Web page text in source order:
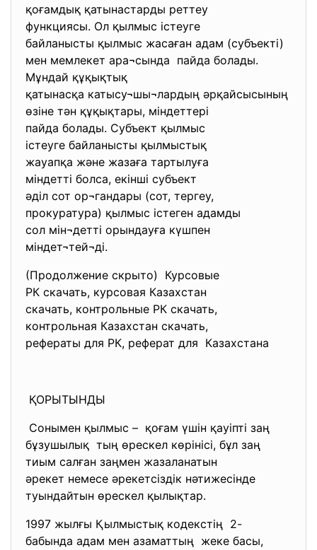
қоғамдық қатынастарды реттеу
функциясы. Ол қылмыс істеуге
байланысты қылмыс жасаған адам (субъекті)
мен мемлекет ара¬сында пайда болады.
Мұндай құқықтық
қатынасқа катысу¬шы¬лардың әрқайсысының
өзіне тән құқықтары, міндеттері
пайда болады. Субъект қылмыс
істеуге байланысты қылмыстық
жауапқа және жазаға тартылуға
міндетті болса, екінші субъект
әділ сот ор¬гандары (сот, тергеу,
прокуратура) қылмыс істеген адамды
сол мін¬детті орындауға күшпен
міндет¬тей¬ді.
(Продолжение скрыто) Курсовые
РК скачать, курсовая Казахстан
скачать, контрольные РК скачать,
контрольная Казахстан скачать,
рефераты для РК, реферат для Казахстана
ҚОРЫТЫНДЫ
Сонымен қылмыс – қоғам үшін қауіпті заң
бұзушылық тың өрескел көрінісі, бұл заң
тиым салған заңмен жазаланатын
әрекет немесе әрекетсіздік нәтижесінде
туындайтын өрескел қылықтар.
1997 жылғы Қылмыстық кодекстің 2-
бабында адам мен азаматтың жеке басы,